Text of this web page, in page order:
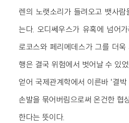
렌의 노랫소리가 들려오고 뱃사
는다. 오디쎄우스가 유혹에 넘어
로코스와 페리메데스가 그를 더
행은 결국 위험에서 벗어날 수 있
얻어 국제관계학에서 이른바 '결박
손발을 묶어버림으로써 온건한 협
한다는 뜻이다.